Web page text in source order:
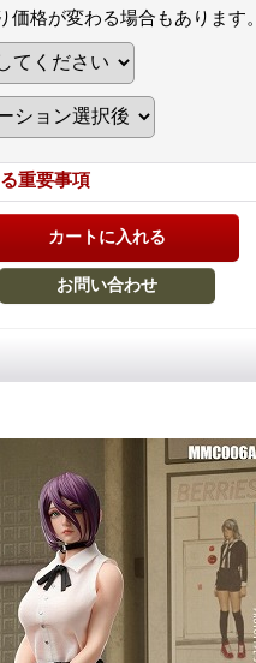
価格が変わる場合もあります。
重要事項